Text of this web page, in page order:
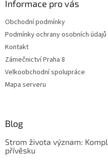
Informace pro vás
Obchodní podmínky
Podmínky ochrany osobních údajů
Kontakt
Zámečnictví Praha 8
Velkoobchodní spolupráce
Mapa serveru
Blog
Strom života význam:
přívěsku